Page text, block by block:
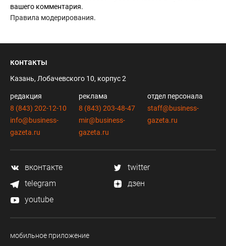
вашего комментария.
Правила модерирования.
контакты
Казань, Лобачевского 10, корпус 2
редакция
8 (843) 202-12-10
info@business-
gazeta.ru
реклама
8 (843) 203-48-47
mir@business-
gazeta.ru
отдел персонала
staff@business-
gazeta.ru
вконтакте
twitter
telegram
дзен
youtube
мобильное приложение